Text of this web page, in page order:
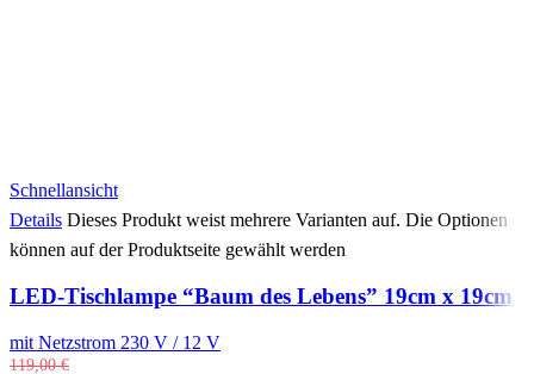
Schnellansicht
Details Dieses Produkt weist mehrere Varianten auf. Die Optionen
können auf der Produktseite gewählt werden
LED-Tischlampe “Baum des Lebens” 19cm x 19cm
mit Netzstrom 230 V / 12 V
119,00€